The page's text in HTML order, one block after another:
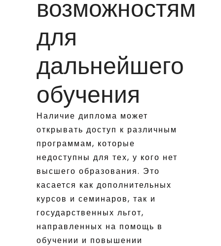
возможностям
для
дальнейшего
обучения
Наличие диплома может
открывать доступ к различным
программам, которые
недоступны для тех, у кого нет
высшего образования. Это
касается как дополнительных
курсов и семинаров, так и
государственных льгот,
направленных на помощь в
обучении и повышении